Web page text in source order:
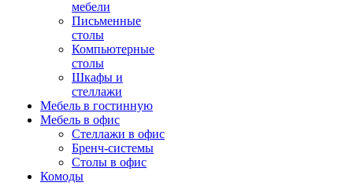
мебели
Письменные
столы
Компьютерные
столы
Шкафы и
стеллажи
Мебель в гостинную
Мебель в офис
Стеллажи в офис
Бренч-системы
Столы в офис
Комоды